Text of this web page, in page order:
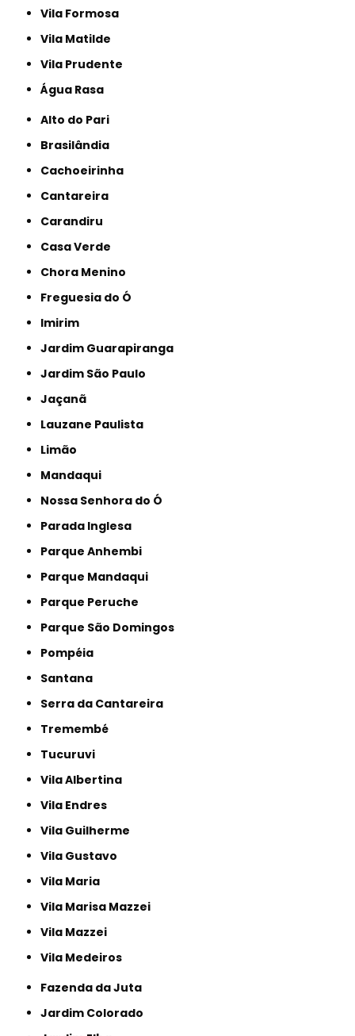
Vila Formosa
Vila Matilde
Vila Prudente
Água Rasa
Alto do Pari
Brasilândia
Cachoeirinha
Cantareira
Carandiru
Casa Verde
Chora Menino
Freguesia do Ó
Imirim
Jardim Guarapiranga
Jardim São Paulo
Jaçanã
Lauzane Paulista
Limão
Mandaqui
Nossa Senhora do Ó
Parada Inglesa
Parque Anhembi
Parque Mandaqui
Parque Peruche
Parque São Domingos
Pompéia
Santana
Serra da Cantareira
Tremembé
Tucuruvi
Vila Albertina
Vila Endres
Vila Guilherme
Vila Gustavo
Vila Maria
Vila Marisa Mazzei
Vila Mazzei
Vila Medeiros
Fazenda da Juta
Jardim Colorado